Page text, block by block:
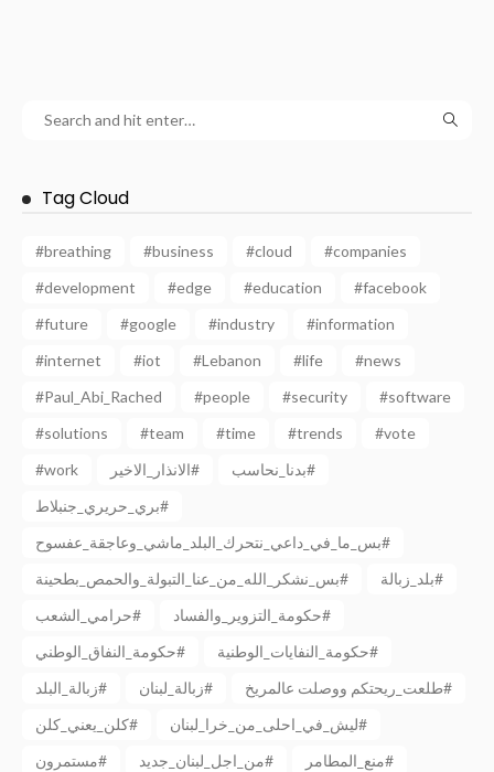
Tag Cloud
#breathing #business #cloud
#companies
#development
#edge #education
#facebook
#future
#google #industry
#information
#internet
#iot #Lebanon #life
#news
#Paul_Abi_Rached
#people #security
#software
#solutions
#team #time #trends
#vote
#work
الانذار_الاخير#
بدنا_نحاسب#
بري_حريري_جنبلاط#
بس_ما_في_داعي_نتحرك_البلد_ماشي_وعاجقة_عفسوح#
بس_نشكر_الله_من_عنا_التبولة_والحمص_بطحينة#
بلد_زبالة#
حرامي_الشعب#
حكومة_التزوير_والفساد#
حكومة_النفاق_الوطني#
حكومة_النفايات_الوطنية#
زبالة_البلد#
زبالة_لبنان#
طلعت_ريحتكم ووصلت عالمريخ#
كلن_يعني_كلن#
ليش_في_احلى_من_خرا_لبنان#
مستمرون#
من_اجل_لبنان_جديد# منع_المطامر#